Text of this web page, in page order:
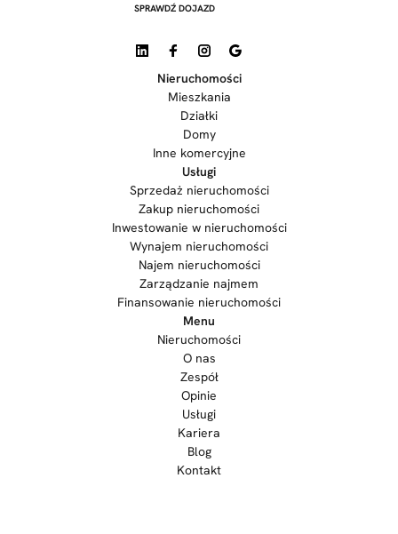
SPRAWDŹ DOJAZD
Nieruchomości
Mieszkania
Działki
Domy
Inne komercyjne
Usługi
Sprzedaż nieruchomości
Zakup nieruchomości
Inwestowanie w nieruchomości
Wynajem nieruchomości
Najem nieruchomości
Zarządzanie najmem
Finansowanie nieruchomości
Menu
Nieruchomości
O nas
Zespół
Opinie
Usługi
Kariera
Blog
Kontakt